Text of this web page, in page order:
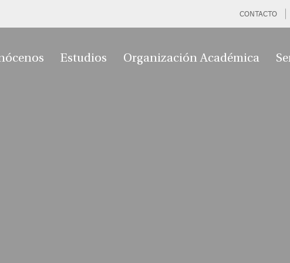
CONTACTO
Estudios Organización Académica